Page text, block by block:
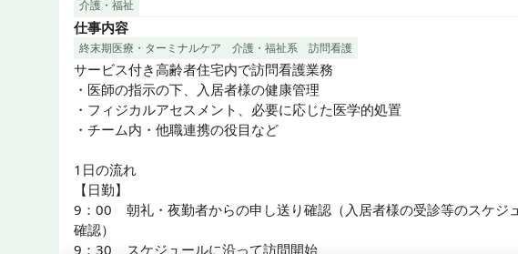
まだまだ若い会社ですが、持ち前の明るさでチーム一丸となって前に進
く会社です。
今後の展開もあり（年度５棟新規オープン実績あり）次々と施設OPENも
していてます。
新しいポジションも増えてくるので、希望次第で新しいポジションやキ
アップにも挑戦可能！
もちろん、訪問看護（在宅ケア）の未経験でも大丈夫！先輩スタッフが
◆人間関係
各施設長やリーダーに対してスタッフの声を傾聴する指導を行っていま
全社をあげての働きやすさを追及しているため、ご利用者様だけでは無
く職員同士も敬いあえる環境にしています。
介護・福祉
仕事内容
終末期医療・ターミナルケア 介護・福祉系 訪問看護
サービス付き高齢者住宅内で訪問看護業務
・医師の指示の下、入居者様の健康管理
・フィジカルアセスメント、必要に応じた医学的処置
・チーム内・他職連携の役目など
1日の流れ
【日勤】
9：00    朝礼・夜勤者からの申し送り確認（入居者様の受診等のスケジ
確認）
9：30    スケジュールに沿って訪問開始